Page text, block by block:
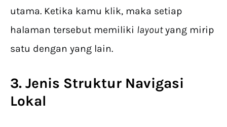
utama. Ketika kamu klik, maka setiap
halaman tersebut memiliki layoutyang mirip
satu dengan yang lain.
3. Jenis Struktur Navigasi
Lokal